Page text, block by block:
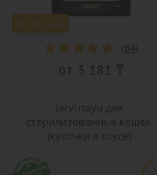
Хит продаж
(64)
от 3 181 ₸
Jarvi пауч для
стерилизованных кошек
(кусочки в соусе)